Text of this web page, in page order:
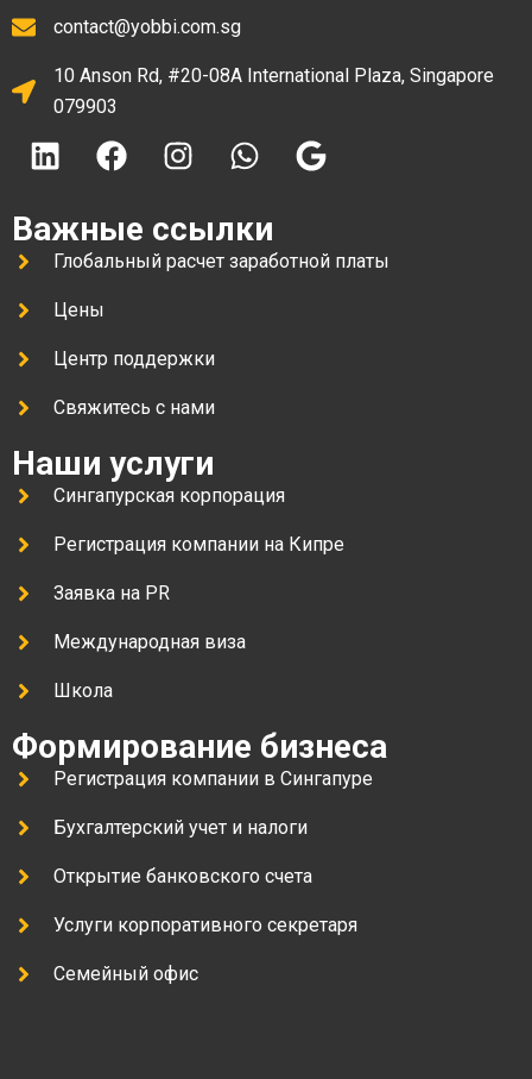
contact@yobbi.com.sg
10 Anson Rd, #20-08A International Plaza, Singapore
079903
Важные ссылки
Глобальный расчет заработной платы
Цены
Центр поддержки
Свяжитесь с нами
Наши услуги
Сингапурская корпорация
Регистрация компании на Кипре
Заявка на PR
Международная виза
Школа
Формирование бизнеса
Регистрация компании в Сингапуре
Бухгалтерский учет и налоги
Открытие банковского счета
Услуги корпоративного секретаря
Семейный офис